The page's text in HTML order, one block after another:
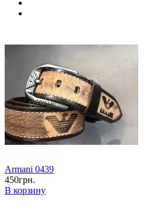
Armani 0439
450грн.
В корзину